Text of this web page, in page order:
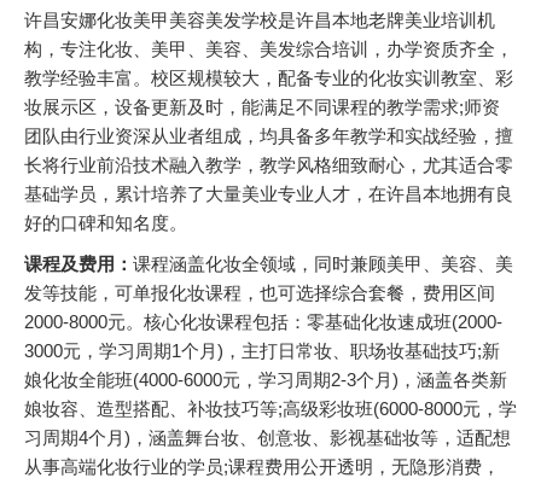
许昌安娜化妆美甲美容美发学校是许昌本地老牌美业培训机
构，专注化妆、美甲、美容、美发综合培训，办学资质齐全，
教学经验丰富。校区规模较大，配备专业的化妆实训教室、彩
妆展示区，设备更新及时，能满足不同课程的教学需求;师资
团队由行业资深从业者组成，均具备多年教学和实战经验，擅
长将行业前沿技术融入教学，教学风格细致耐心，尤其适合零
基础学员，累计培养了大量美业专业人才，在许昌本地拥有良
好的口碑和知名度。
课程及费用： 课程涵盖化妆全领域，同时兼顾美甲、美容、美
发等技能，可单报化妆课程，也可选择综合套餐，费用区间
2000-8000元。核心化妆课程包括：零基础化妆速成班(2000-
3000元，学习周期1个月)，主打日常妆、职场妆基础技巧;新
娘化妆全能班(4000-6000元，学习周期2-3个月)，涵盖各类新
娘妆容、造型搭配、补妆技巧等;高级彩妆班(6000-8000元，学
习周期4个月)，涵盖舞台妆、创意妆、影视基础妆等，适配想
从事高端化妆行业的学员;课程费用公开透明，无隐形消费，